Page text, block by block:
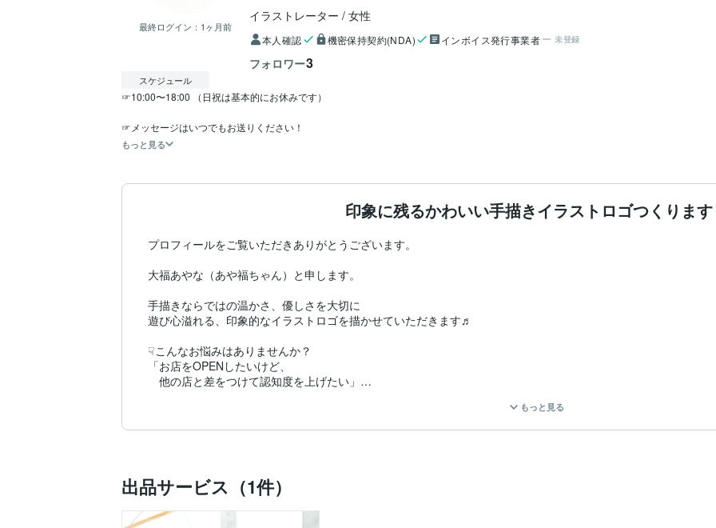
最終ログイン： 1ヶ月前
イラストレーター 女性
本人確認 機密保持契約(NDA) インボイス発行事業者 未登録
フォロワー3
スケジュール
☞10:00〜18:00 （日祝は基本的にお休みです）
☞メッセージはいつでもお送りください！
もっと見る
印象に残るかわいい手描きイラストロゴつくりま
プロフィールをご覧いただきありがとうございます。
大福あやな（あや福ちゃん）と申します。
手描きならではの温かさ、優しさを大切に
遊び心溢れる、印象的なイラストロゴを描かせていただきます♬
☟こんなお悩みはありませんか？
「お店をOPENしたいけど、
他の店と差をつけて認知度を上げたい」
etc…
かわいくて個性的なイラストロゴで、ブランディングのお手伝いをさせていただきます！
もっと見る
出品サービス（1件）